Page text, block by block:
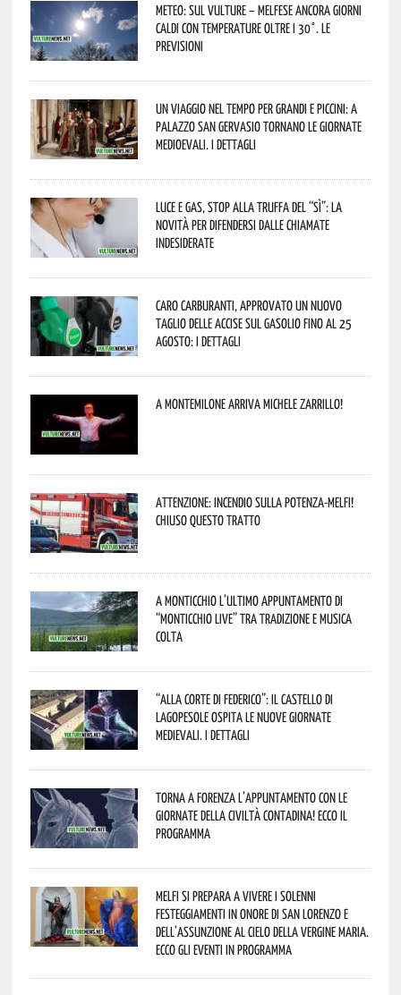
Meteo: sul Vulture – melfese ancora giorni
caldi con temperature oltre i 30°. Le
previsioni
Un viaggio nel tempo per grandi e piccini: a
Palazzo San Gervasio tornano le Giornate
Medioevali. I dettagli
Luce e gas, stop alla truffa del “Sì”: la
novità per difendersi dalle chiamate
indesiderate
Caro carburanti, approvato un nuovo
taglio delle accise sul gasolio fino al 25
agosto: i dettagli
A Montemilone arriva Michele Zarrillo!
Attenzione: incendio sulla Potenza-Melfi!
Chiuso questo tratto
A Monticchio l’ultimo appuntamento di
“Monticchio Live” tra tradizione e musica
colta
“Alla corte di Federico”: il Castello di
Lagopesole ospita le nuove Giornate
Medievali. I dettagli
Torna a Forenza l’appuntamento con le
Giornate della Civiltà Contadina! Ecco il
programma
Melfi si prepara a vivere i solenni
festeggiamenti in onore di San Lorenzo e
dell’assunzione al cielo della Vergine Maria.
Ecco gli eventi in programma